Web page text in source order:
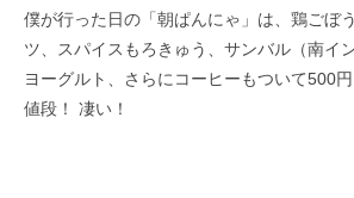
僕が行った日の「朝ぱんにゃ」は、鶏ごぼ
ツ、スパイスもろきゅう、サンバル（南イ
ヨーグルト、​さらにコーヒーもついて500
値段！ 凄い！